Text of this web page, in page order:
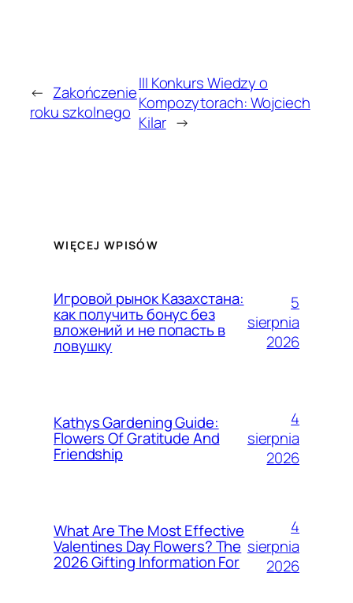
← Zakończenie
roku szkolnego
III Konkurs Wiedzy o
Kompozytorach: Wojciech
Kilar →
WIĘCEJ WPISÓW
Игровой рынок Казахстана:
как получить бонус без
вложений и не попасть в
ловушку
5
sierpnia
2026
Kathys Gardening Guide:
Flowers Of Gratitude And
Friendship
4
sierpnia
2026
What Are The Most Effective
Valentines Day Flowers? The
2026 Gifting Information For
4
sierpnia
2026